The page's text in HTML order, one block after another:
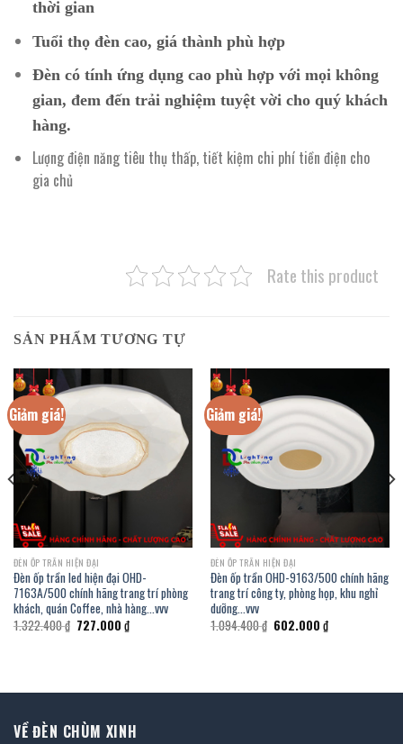
thời gian
Tuổi thọ đèn cao, giá thành phù hợp
Đèn có tính ứng dụng cao phù hợp với mọi không
gian, đem đến trải nghiệm tuyệt vời cho quý khách
hàng.
Lượng điện năng tiêu thụ thấp, tiết kiệm chi phí tiền điện cho
gia chủ
Rate this product
SẢN PHẨM TƯƠNG TỰ
Giảm giá!
ĐÈN ỐP TRẦN HIỆN ĐẠI
Đèn ốp trần led hiện đại OHD-
7163A/500 chính hãng trang trí phòng
khách, quán Coffee, nhà hàng…vvv
1.322.400₫ Giá
gốc
727.000 ₫Giá
hiện
Giảm giá!
ĐÈN ỐP TRẦN HIỆN ĐẠI
Đèn ốp trần OHD-9163/500 chính hãng
trang trí công ty, phòng họp, khu nghỉ
dưỡng…vvv
1.094.400₫ Giá
gốc
602.000 ₫Giá
hiện
VỀ ĐÈN CHÙM XINH